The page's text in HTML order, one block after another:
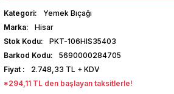
Kategori
Yemek Bıçağı
Marka
Hisar
Stok Kodu
PKT-106HIS35403
Barkod Kodu
5690000284705
Fiyat
2.748,33 TL + KDV
*294,11 TL den başlayan taksitlerle!